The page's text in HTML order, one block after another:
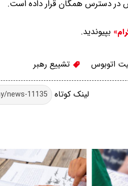
در دسترس همگان قرار داده است.
بپیوندید.
اتوبوس تشییع رهبر
لینک کوتاه